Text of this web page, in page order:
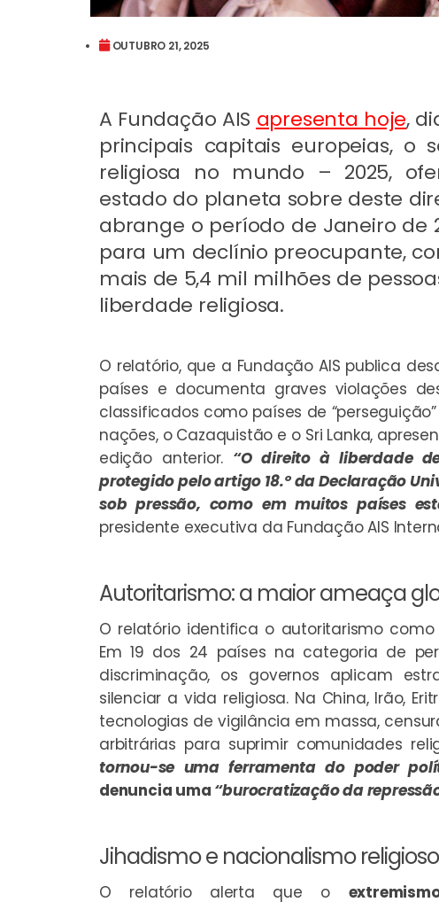
OUTUBRO 21, 2025
A Fundação AIS apresenta hoje,
principais capitais europeias, o
religiosa no mundo – 2025,
estado do planeta sobre deste
abrange o período de Janeiro de
para um declínio preocupante,
mais de 5,4 mil milhões de
liberdade religiosa.
O relatório, que a Fundação AIS publica
países e documenta graves violações
classificados como países de
nações, o Cazaquistão e o Sri Lanka,
edição anterior. “O direito à liberdade
protegido pelo artigo 18.º da Declaração
sob pressão, como em muitos países
presidente executiva da Fundação AIS
Autoritarismo: a maior ameaça
O relatório identifica o autoritarismo
Em 19 dos 24 países na categoria de
discriminação, os governos aplicam
silenciar a vida religiosa. Na China, Irão,
tecnologias de vigilância em massa,
arbitrárias para suprimir comunidades
tornou-se uma ferramenta do poder
denuncia uma “burocratização da
Jihadismo e nacionalismo
O relatório alerta que o